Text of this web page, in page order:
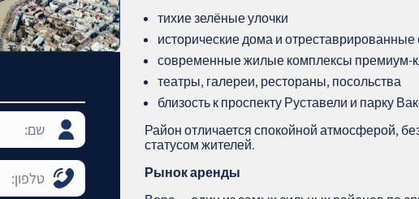
тихие зелёные улочки
исторические дома и отреставрированные
современные жилые комплексы
театры, галереи, рестораны, посольства
близость к проспекту Руставели и парку
Район отличается спокойной атмосферой,
статусом жителей.
Рынок аренды